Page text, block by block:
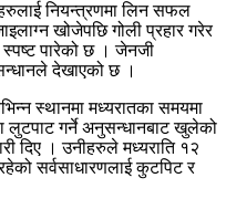
नियन्त्रणमा लिन सफल
खोजेपछि गोली प्रहार गरेर
स्पष्ट पारेको छ । जेनजी
देखाएको छ ।
स्थानमा मध्यरातका समयमा
लुटपाट गर्ने अनुसन्धानबाट खुलेको
दिए । उनीहरुले मध्यराति १२
सर्वसाधारणलाई कुटपिट र